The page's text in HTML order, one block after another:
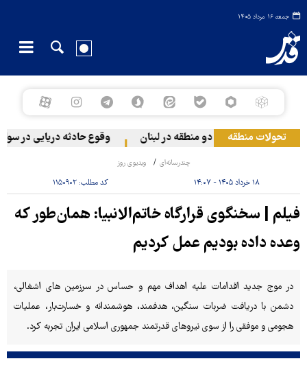
جمعه ۱۶ مرداد ۱۴۰۵
تحولات منطقه
رژیم صهیونیستی به دو منطقه در لبنان وقوع حادثه دریایی در
چندرسانه‌ای ویدیوی روز
۱۸ خرداد ۱۴۰۵ - ۱۴:۰۷ کد مطلب:۱۱۵۰۹۰۲
فیلم | سخنگوی قرارگاه خاتم‌الانبیا: همان‌طور که
وعده داده بودیم عمل کردیم
در موج جدید اقدامات علیه اهداف مهم و حساس در سرزمین های اشغالی،
دشمن با دریافت ضربات سنگین، هدفمند، هوشمندانه و خسارت‌بار، عملیات
هجومی و موفقی را از سوی نیروهای قدرتمند جمهوری اسلامی ایران تجربه کرد.